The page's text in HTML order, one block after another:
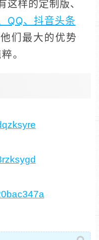
这样的定制版、
QQ、抖音头条
们最大的优势
。